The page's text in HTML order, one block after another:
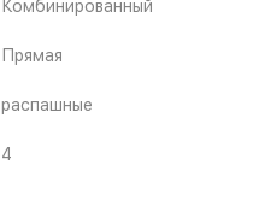
Комбинированный
Прямая
распашные
4